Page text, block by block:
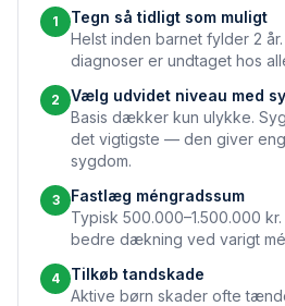
1
Tegn så tidligt som muligt
Helst inden barnet fylder 2
diagnoser er undtaget hos
2
Vælg udvidet niveau med
Basis dækker kun ulykke.
det vigtigste — den giver
sygdom.
3
Fastlæg méngradssum
Typisk 500.000–1.500.000
bedre dækning ved varigt
4
Tilkøb tandskade
Aktive børn skader ofte